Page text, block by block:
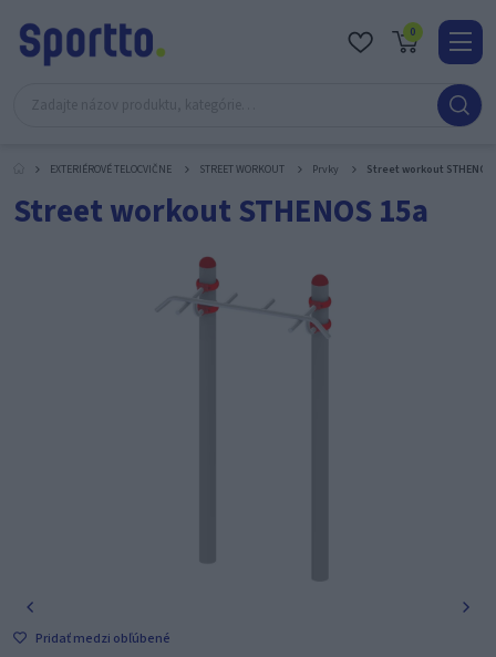
0
O
EXTERIÉROVÉ TELOCVIČNE STREET WORKOUT Prvky Street workout
Street workout STHENOS 15a
Pridať medzi obľúbené